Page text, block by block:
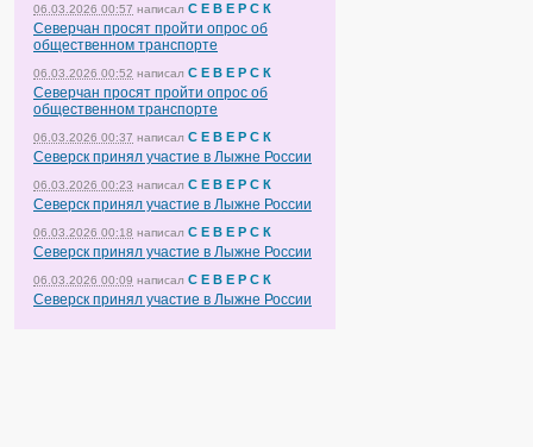
06.03.2026 00:57 написал С Е В Е Р С К
Северчан просят пройти опрос об
общественном транспорте
06.03.2026 00:52 написал С Е В Е Р С К
Северчан просят пройти опрос об
общественном транспорте
06.03.2026 00:37 написал С Е В Е Р С К
Северск принял участие в Лыжне России
06.03.2026 00:23 написал С Е В Е Р С К
Северск принял участие в Лыжне России
06.03.2026 00:18 написал С Е В Е Р С К
Северск принял участие в Лыжне России
06.03.2026 00:09 написал С Е В Е Р С К
Северск принял участие в Лыжне России